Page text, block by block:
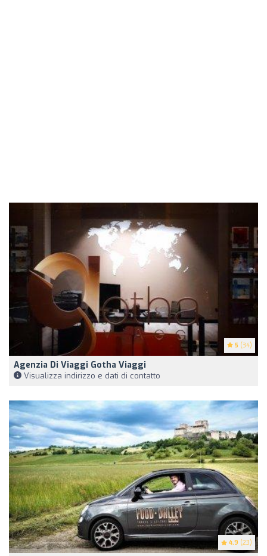
5 (34)
Agenzia Di Viaggi Gotha Viaggi
Visualizza indirizzo e dati di contatto
4.9 (23)